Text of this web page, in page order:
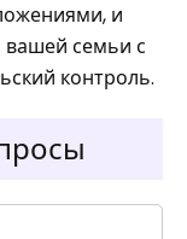
и
семьи с
контроль.